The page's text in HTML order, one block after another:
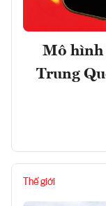
Mô hình
Trung
Thế giới